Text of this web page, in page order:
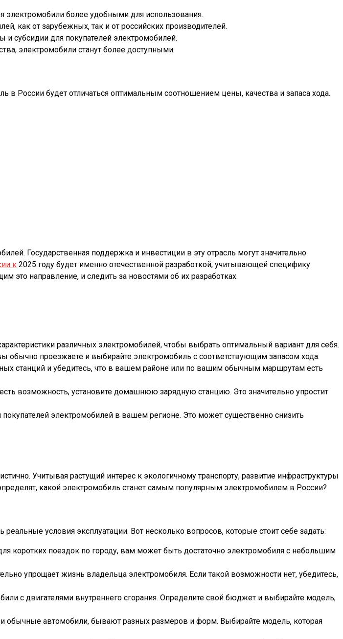
электромобили более удобными для использования.
как от зарубежных, так и от российских производителей.
и субсидии для покупателей электромобилей.
электромобили станут более доступными.
России будет отличаться оптимальным соотношением цены, качества и запаса хода.
Государственная поддержка и инвестиции в эту отрасль могут значительно
к 2025 году будет именно отечественной разработкой, учитывающей специфику
это направление, и следить за новостями об их разработках.
различных электромобилей, чтобы выбрать оптимальный вариант для себя.
обычно проезжаете и выбирайте электромобиль с соответствующим запасом хода.
станций и убедитесь, что в вашем районе или по вашим обычным маршрутам есть
возможность, установите домашнюю зарядную станцию. Это значительно упростит
покупателей электромобилей в вашем регионе. Это может существенно снизить
Учитывая растущий интерес к экологичному транспорту, развитие инфраструктуры
какой электромобиль станет самым популярным электромобилем в России?
условия эксплуатации. Вот несколько вопросов, которые стоит себе задать:
коротких поездок по городу, вам может быть достаточно электромобиля с небольшим
упрощает жизнь владельца электромобиля. Если такой возможности нет, убедитесь,
с двигателями внутреннего сгорания. Определите свой бюджет и выбирайте модель,
обычные автомобили, бывают разных размеров и форм. Выбирайте модель, которая